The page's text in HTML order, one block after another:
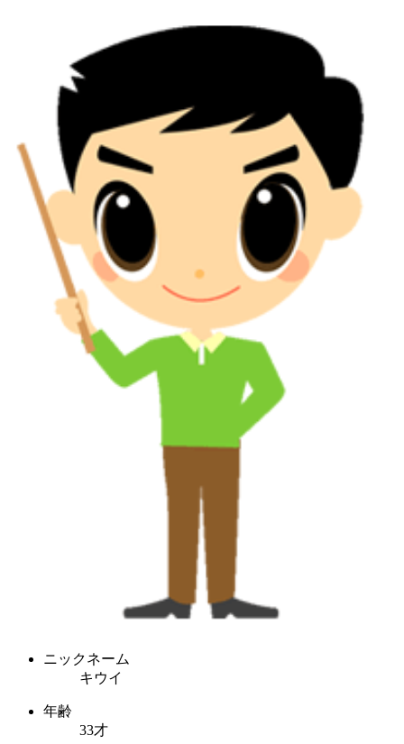
ニックネーム
キウイ
年齢
33才